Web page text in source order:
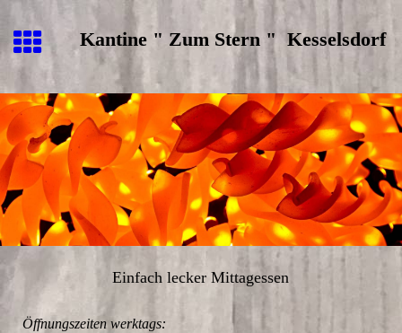
Kantine " Zum Stern " Kesselsdorf
Einfach lecker Mittagessen
Öffnungszeiten werktags: